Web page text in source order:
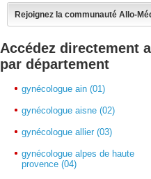
Rejoignez la communauté Allo-
Accédez directement
par département
gynécologue ain (01)
gynécologue aisne (02)
gynécologue allier (03)
gynécologue alpes de haute
provence (04)